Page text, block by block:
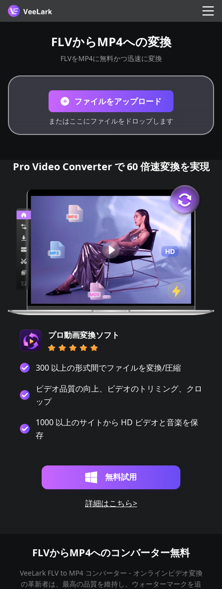
FLVからMP4への変換
FLVをMP4に無料かつ迅速に変換
ファイルをアップロード
またはここにファイルをドロップします
Pro Video Converter で 60 倍速変換を実現
プロ動画変換ソフト
300 以上の形式間でファイルを変換/圧縮
ビデオ品質の向上、ビデオのトリミング、クロ
ップ
1000 以上のサイトから HD ビデオと音楽を保
存
無料試用
詳細はこちら>
FLVからMP4へのコンバーター無料
VeeLark FLV to MP4 コンバーター - オンラインビデオ変換
の革新者は、最高の品質を維持し、ウォーターマークを追